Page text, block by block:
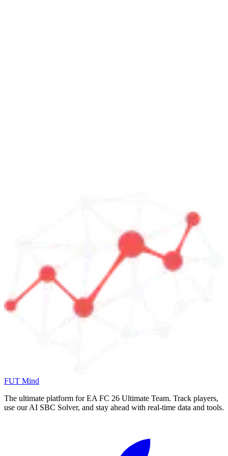
FUT Mind
The ultimate platform for EA FC 26 Ultimate Team. Track players,
use our AI SBC Solver, and stay ahead with real-time data and tools.